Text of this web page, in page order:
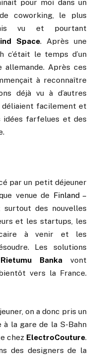
pour moi dans un
coworking, le plus
vu et pourtant
Space. Après une
c’était le temps d’un
Après ces
à reconnaître
déjà vu à d’autres
déliaient facilement et
idées farfelues et des
par un petit déjeuner
venue de Finland –
surtout des nouvelles
et les startups, les
à venir et les
Les solutions
Rietumu Banka vont
vers la France.
on a donc pris un
la gare de la S-Bahn
chez ElectroCouture.
des designers de la